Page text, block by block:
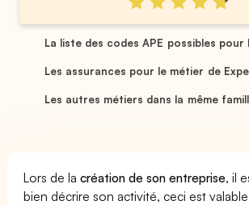
La liste des codes APE possibles pour
Les assurances pour le métier de
Les autres métiers dans la même
Lors de lacréation de son entreprise, il
bien décrire son activité, ceci est